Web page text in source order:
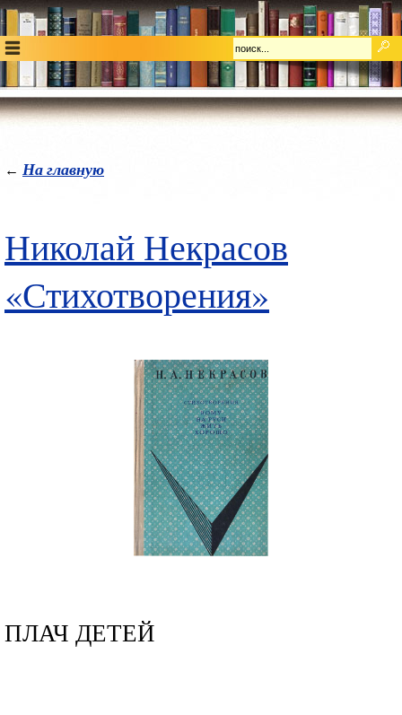
← На главную
Николай Некрасов
«Стихотворения»
ПЛАЧ ДЕТЕЙ